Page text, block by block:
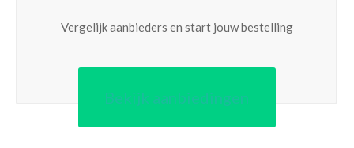
Vergelijk aanbieders en start jouw bestelling
Bekijk aanbiedingen